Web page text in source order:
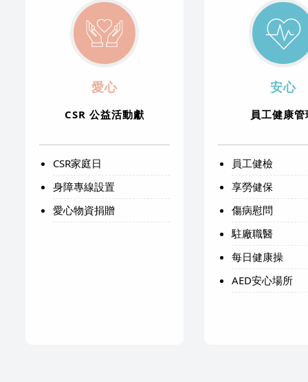
愛心
CSR 公益活動獻
CSR家庭日
身障專線設置
愛心物資捐贈
安心
員工健康管
員工健檢
享勞健保
傷病慰問
駐廠職醫
每日健康操
AED安心場所